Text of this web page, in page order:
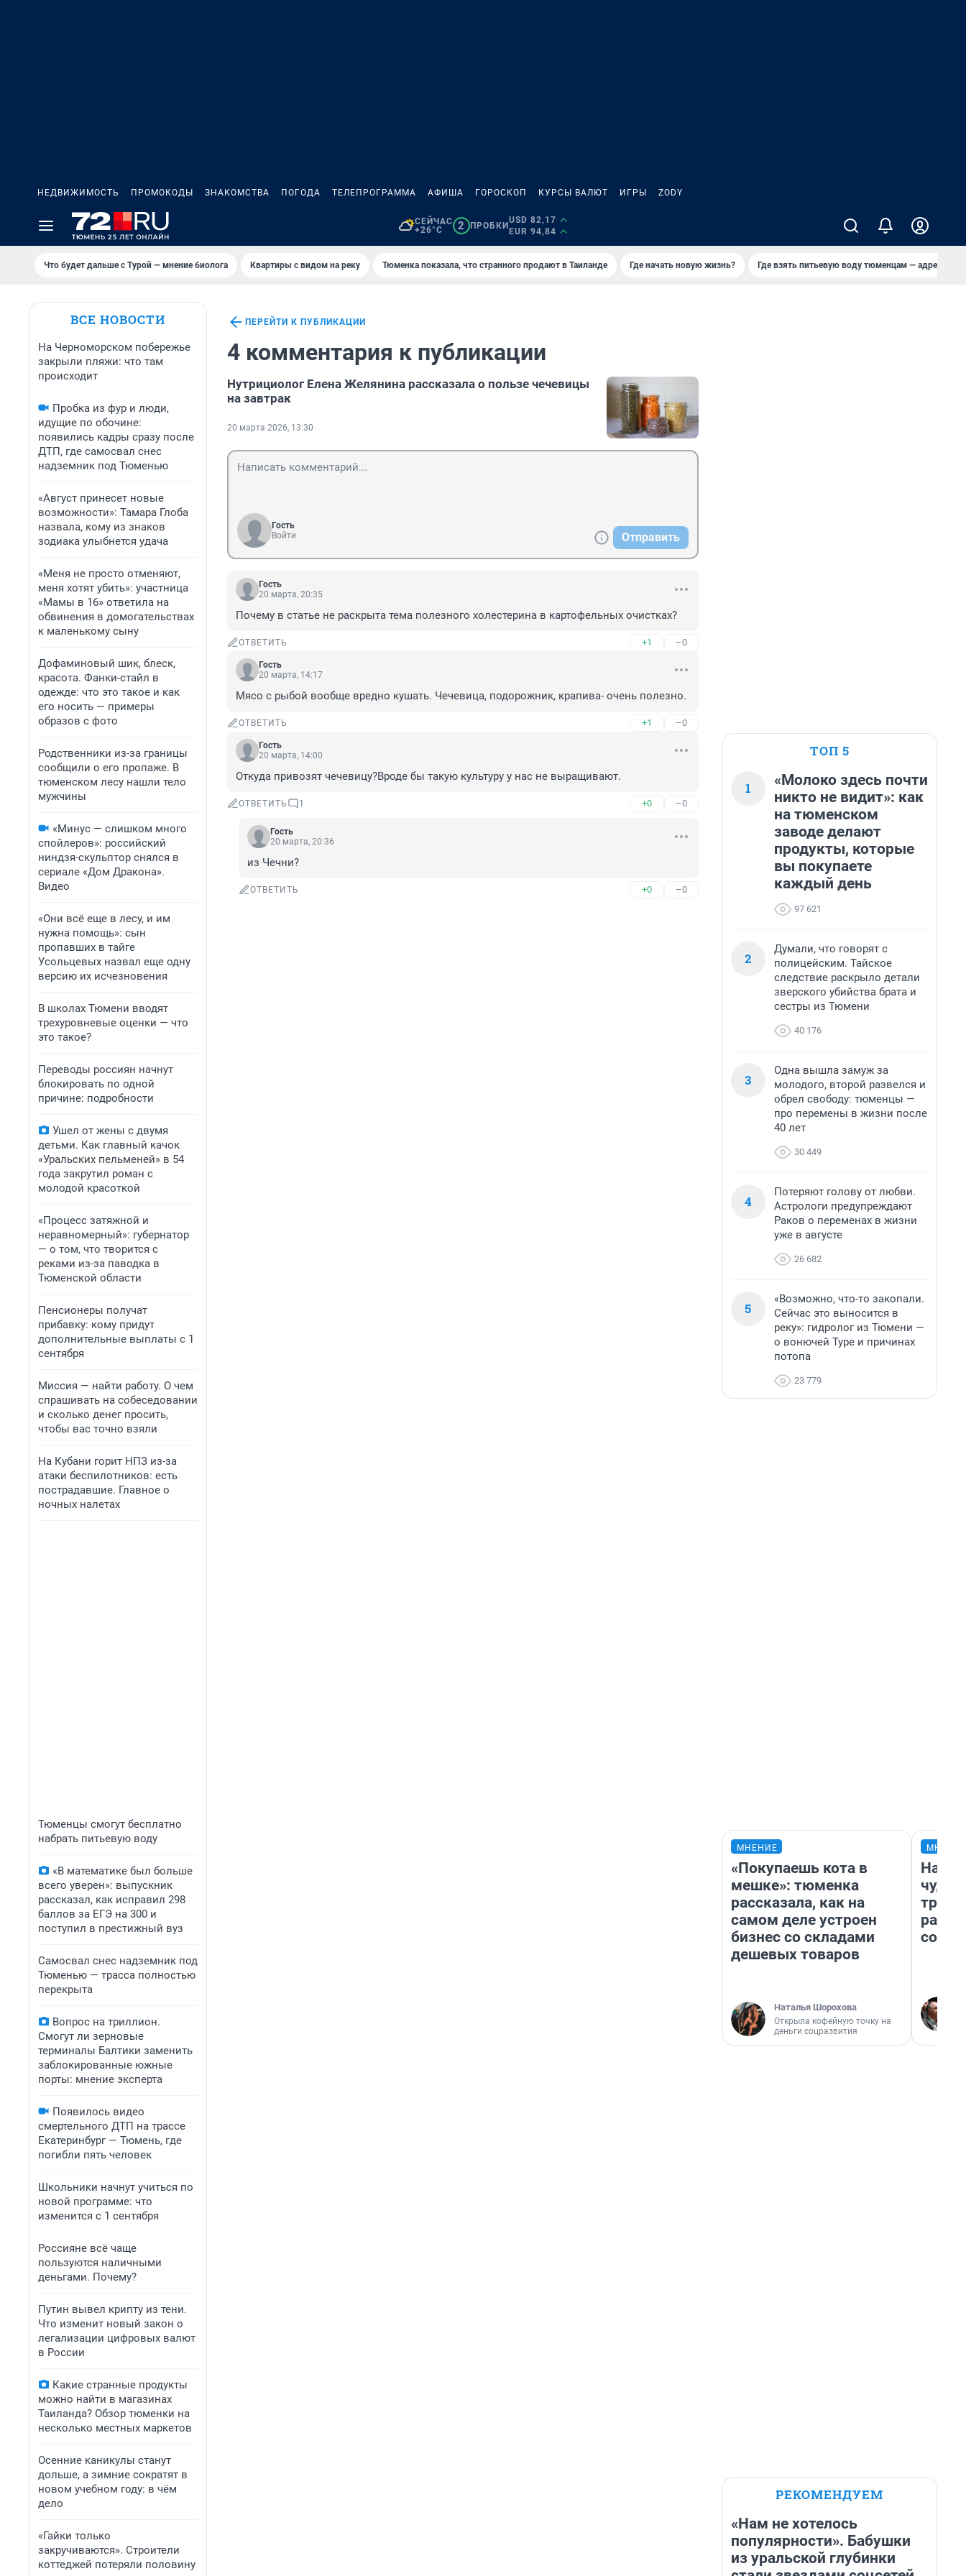
НЕДВИЖИМОСТЬ ПРОМОКОДЫ ЗНАКОМСТВА ПОГОДА ТЕЛЕПРОГРАММА АФИША ГОРОСКОП КУРСЫ ВАЛЮТ ИГРЫ ZODY
СЕЙЧАС
+26°C
2 ПРОБКИ
USD 82,17
EUR 94,84
Что будет дальше с Турой — мнение биолога Квартиры с видом на реку Тюменка показала, что странного продают в Таиланде Где начать новую жизнь? Где взять питьевую воду тюменцам — адреса
ВСЕ НОВОСТИ
На Черноморском побережье
закрыли пляжи: что там
происходит
Пробка из фур и люди,
идущие по обочине:
появились кадры сразу после
ДТП, где самосвал снес
надземник под Тюменью
«Август принесет новые
возможности»: Тамара Глоба
назвала, кому из знаков
зодиака улыбнется удача
«Меня не просто отменяют,
меня хотят убить»: участница
«Мамы в 16» ответила на
обвинения в домогательствах
к маленькому сыну
Дофаминовый шик, блеск,
красота. Фанки-стайл в
одежде: что это такое и как
его носить — примеры
образов с фото
Родственники из-за границы
сообщили о его пропаже. В
тюменском лесу нашли тело
мужчины
«Минус — слишком много
спойлеров»: российский
ниндзя-скульптор снялся в
сериале «Дом Дракона».
Видео
«Они всё еще в лесу, и им
нужна помощь»: сын
пропавших в тайге
Усольцевых назвал еще одну
версию их исчезновения
В школах Тюмени вводят
трехуровневые оценки — что
это такое?
Переводы россиян начнут
блокировать по одной
причине: подробности
Ушел от жены с двумя
детьми. Как главный качок
«Уральских пельменей» в 54
года закрутил роман с
молодой красоткой
«Процесс затяжной и
неравномерный»: губернатор
— о том, что творится с
реками из-за паводка в
Тюменской области
Пенсионеры получат
прибавку: кому придут
дополнительные выплаты с 1
сентября
Миссия — найти работу. О чем
спрашивать на собеседовании
и сколько денег просить,
чтобы вас точно взяли
На Кубани горит НПЗ из-за
атаки беспилотников: есть
пострадавшие. Главное о
ночных налетах
Тюменцы смогут бесплатно
набрать питьевую воду
«В математике был больше
всего уверен»: выпускник
рассказал, как исправил 298
баллов за ЕГЭ на 300 и
поступил в престижный вуз
Самосвал снес надземник под
Тюменью — трасса полностью
перекрыта
Вопрос на триллион.
Смогут ли зерновые
терминалы Балтики заменить
заблокированные южные
порты: мнение эксперта
Появилось видео
смертельного ДТП на трассе
Екатеринбург — Тюмень, где
погибли пять человек
Школьники начнут учиться по
новой программе: что
изменится с 1 сентября
Россияне всё чаще
пользуются наличными
деньгами. Почему?
Путин вывел крипту из тени.
Что изменит новый закон о
легализации цифровых валют
в России
Какие странные продукты
можно найти в магазинах
Таиланда? Обзор тюменки на
несколько местных маркетов
Осенние каникулы станут
дольше, а зимние сократят в
новом учебном году: в чём
дело
«Гайки только
закручиваются». Строители
коттеджей потеряли половину
ПЕРЕЙТИ К ПУБЛИКАЦИИ
4 комментария к публикации
Нутрициолог Елена Желянина рассказала о пользе чечевицы
на завтрак
20 марта 2026, 13:30
Гость
Войти
Отправить
Гость
20 марта, 20:35
Почему в статье не раскрыта тема полезного холестерина в картофельных очистках?
ОТВЕТИТЬ +1 –0
Гость
20 марта, 14:17
Мясо с рыбой вообще вредно кушать. Чечевица, подорожник, крапива- очень полезно.
ОТВЕТИТЬ +1 –0
Гость
20 марта, 14:00
Откуда привозят чечевицу?Вроде бы такую культуру у нас не выращивают.
ОТВЕТИТЬ 1 +0 –0
Гость
20 марта, 20:36
из Чечни?
ОТВЕТИТЬ +0 –0
ТОП 5
1
«Молоко здесь почти
никто не видит»: как
на тюменском
заводе делают
продукты, которые
вы покупаете
каждый день
97 621
2
Думали, что говорят с
полицейским. Тайское
следствие раскрыло детали
зверского убийства брата и
сестры из Тюмени
40 176
3
Одна вышла замуж за
молодого, второй развелся и
обрел свободу: тюменцы —
про перемены в жизни после
40 лет
30 449
4
Потеряют голову от любви.
Астрологи предупреждают
Раков о переменах в жизни
уже в августе
26 682
5
«Возможно, что-то закопали.
Сейчас это выносится в
реку»: гидролог из Тюмени —
о вонючей Туре и причинах
потопа
23 779
МНЕНИЕ
«Покупаешь кота в
мешке»: тюменка
рассказала, как на
самом деле устроен
бизнес со складами
дешевых товаров
Наталья Шорохова
Открыла кофейную точку на
деньги соцразвития
РЕКОМЕНДУЕМ
«Нам не хотелось
популярности». Бабушки
из уральской глубинки